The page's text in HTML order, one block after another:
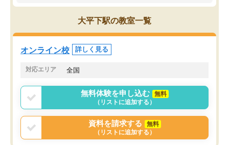
のも重宝しています。
大平下駅の教室一覧
オンライン校 詳しく見る
対応エリア 全国
無料体験を申し込む
無料
（リストに追加する）
資料を請求する
無料
（リストに追加する）